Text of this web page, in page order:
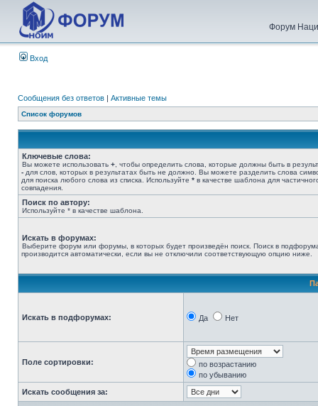
Форум
Вход
Сообщения без ответов | Активные темы
Список форумов
Ключевые слова:
Вы можете использовать + , чтобы определить слова, которые должны быть в
- для слов, которых в результатах быть не должно. Вы можете разделить слова
для поиска любого слова из списка. Используйте * в качестве шаблона для
совпадения.
Поиск по автору:
Используйте * в качестве шаблона.
Искать в форумах:
Выберите форум или форумы, в которых будет произведён поиск. Поиск в
производится автоматически, если вы не отключили соответствующую опцию ниже.
Искать в подфорумах: Да Нет
Поле сортировки:
по возрастанию
по убыванию
Искать сообщения за: